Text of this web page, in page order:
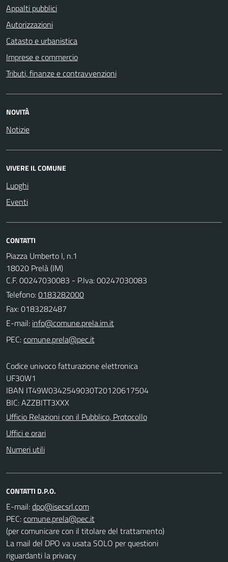
Appalti pubblici
Autorizzazioni
Catasto e urbanistica
Imprese e commercio
Tributi, finanze e contravvenzioni
NOVITÀ
Notizie
VIVERE IL COMUNE
Luoghi
Eventi
CONTATTI
Piazza Umberto I, n.1
18020 Prelà (IM)
C.F. 00247030083 - P.Iva: 00247030083
Telefono:0183282000
Fax: 0183282487
E-mail:
PEC:
Codice univoco fatturazione elettronica
UF30W1
IBAN IT49W0342549030T20120617504
BIC: AZZBITT3XXX
Ufficio Relazioni con il Pubblico, Protocollo
Uffici e orari
Numeri utili
CONTATTI D.P.O.
E-mail:
PEC:
(per comunicare con il titolare del trattamento)
La mail del DPO va usata SOLO per questioni
riguardanti la privacy